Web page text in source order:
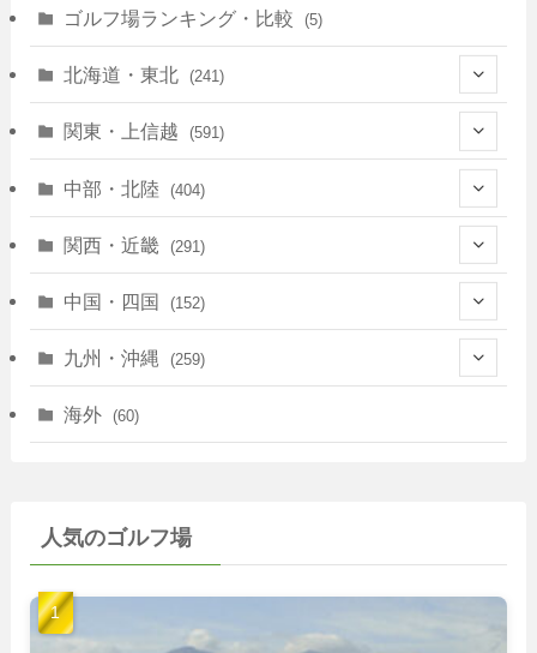
ゴルフ場ランキング・比較 (5)
北海道・東北 (241)
(128)
(10)
(35)
(30)
関東・上信越 (591)
(146)
(40)
(72)
(14)
(103)
中部・北陸 (404)
(13)
(83)
(78)
(40)
(22)
関西・近畿 (291)
(39)
(25)
中国・四国 (152)
(7)
(39)
(40)
九州・沖縄 (259)
(28)
(22)
海外 (60)
人気のゴルフ場